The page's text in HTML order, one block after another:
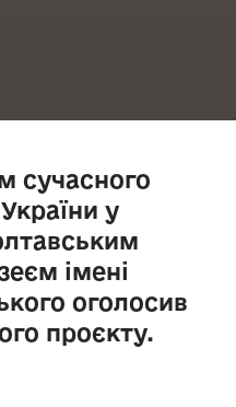
сучасного
у
імені
оголосив
проєкту.